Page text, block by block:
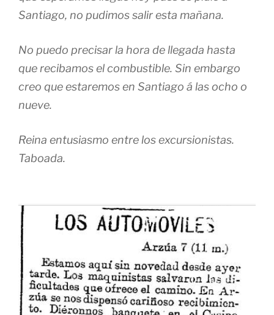
Santiago, no pudimos salir esta mañana.
No puedo precisar la hora de llegada hasta
que recibamos el combustible. Sin embargo
creo que estaremos en Santiago á las ocho o
nueve.
Reina entusiasmo entre los excursionistas.
Taboada.